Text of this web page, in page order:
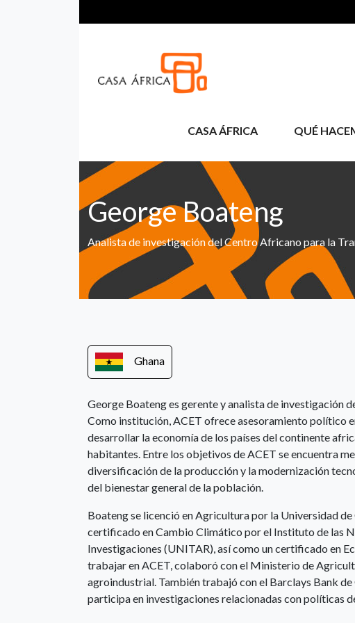
CASA ÁFRICA QUÉ
George Boateng
Analista de investigación del Centro Africano para la
Ghana
George Boateng es gerente y analista de investigación
Como institución, ACET ofrece asesoramiento político
desarrollar la economía de los países del continente
habitantes. Entre los objetivos de ACET se encuentra
diversificación de la producción y la modernización
del bienestar general de la población.
Boateng se licenció en Agricultura por la Universidad
certificado en Cambio Climático por el Instituto de las
Investigaciones (UNITAR), así como un certificado en
trabajar en ACET, colaboró con el Ministerio de
agroindustrial. También trabajó con el Barclays Bank
participa en investigaciones relacionadas con políticas